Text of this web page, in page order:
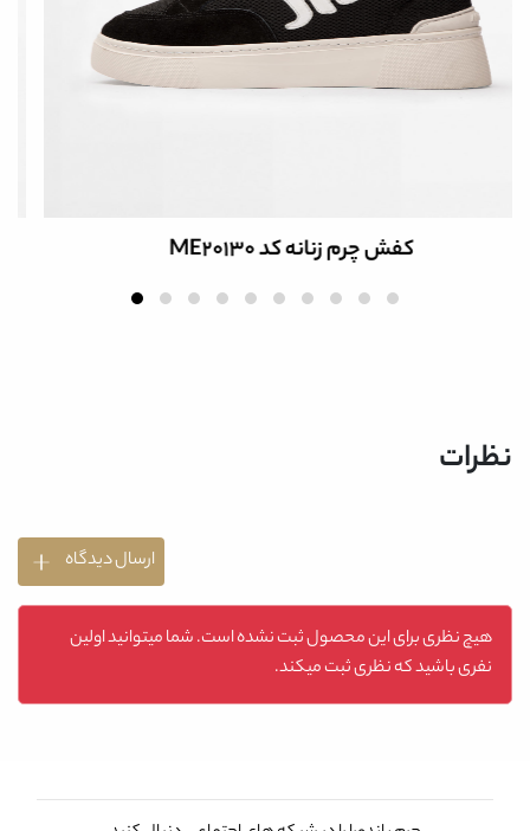
کفش چرم زنانه کد ME20182
نظرات
ارسال دیدگاه
هیچ نظری برای این محصول ثبت نشده است. شما میتوانید اولین
نفری باشید که نظری ثبت میکند.